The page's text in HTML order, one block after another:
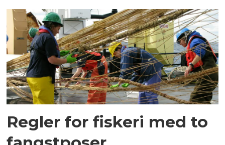
Regler for fiskeri med to